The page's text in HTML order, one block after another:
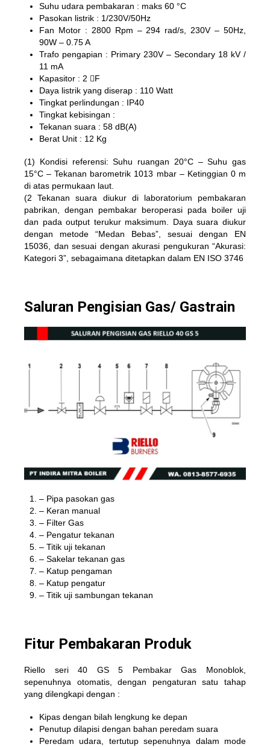
Suhu udara pembakaran : maks 60 °C
Pasokan listrik : 1/230V/50Hz
Fan Motor : 2800 Rpm – 294 rad/s, 230V – 50Hz,
90W – 0.75 A
Trafo pengapian : Primary 230V – Secondary 18 kV /
11 mA
Kapasitor : 2 F
Daya listrik yang diserap : 110 Watt
Tingkat perlindungan : IP40
Tingkat kebisingan :
Tekanan suara : 58 dB(A)
Berat Unit : 12 Kg
(1) Kondisi referensi: Suhu ruangan 20°C – Suhu gas
15°C – Tekanan barometrik 1013 mbar – Ketinggian 0 m
di atas permukaan laut.
(2 Tekanan suara diukur di laboratorium pembakaran
pabrikan, dengan pembakar beroperasi pada boiler uji
dan pada output terukur maksimum. Daya suara diukur
dengan metode “Medan Bebas”, sesuai dengan EN
15036, dan sesuai dengan akurasi pengukuran “Akurasi:
Kategori 3”, sebagaimana ditetapkan dalam EN ISO 3746
Saluran Pengisian Gas/ Gastrain
– Pipa pasokan gas
– Keran manual
– Filter Gas
– Pengatur tekanan
– Titik uji tekanan
– Sakelar tekanan gas
– Katup pengaman
– Katup pengatur
– Titik uji sambungan tekanan
Fitur Pembakaran Produk
Riello seri 40 GS 5 Pembakar Gas Monoblok,
sepenuhnya otomatis, dengan pengaturan satu tahap
yang dilengkapi dengan :
Kipas dengan bilah lengkung ke depan
Penutup dilapisi dengan bahan peredam suara
Peredam udara, tertutup sepenuhnya dalam mode